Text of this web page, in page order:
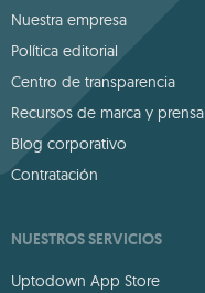
Nuestra empresa
Política editorial
Centro de transparencia
Recursos de marca y prensa
Blog corporativo
Contratación
NUESTROS SERVICIOS
Uptodown App Store